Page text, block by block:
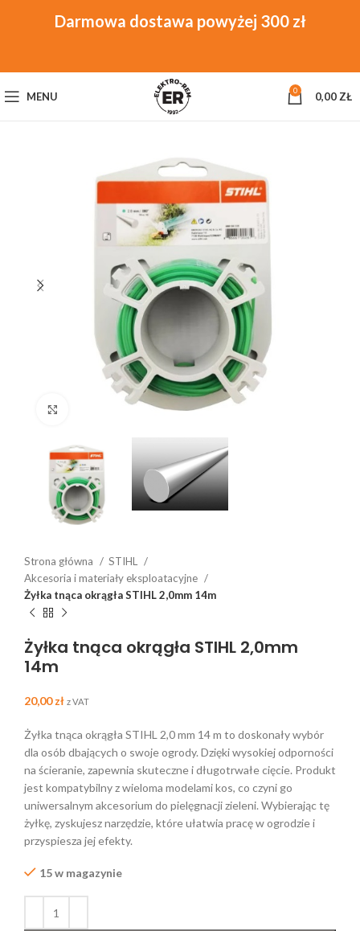
MENU 0 0,00 ZŁ
Strona główna
STIHL
Akcesoria i materiały eksploatacyjne
Żyłka tnąca okrągła STIHL 2,0mm 14m
Żyłka tnąca okrągła STIHL 2,0mm
14m
20,00zł z VAT
Żyłka tnąca okrągła STIHL 2,0 mm 14 m to doskonały wybór
dla osób dbających o swoje ogrody. Dzięki wysokiej odporności
na ścieranie, zapewnia skuteczne i długotrwałe cięcie. Produkt
jest kompatybilny z wieloma modelami kos, co czyni go
uniwersalnym akcesorium do pielęgnacji zieleni. Wybierając tę
żyłkę, zyskujesz narzędzie, które ułatwia pracę w ogrodzie i
przyspiesza jej efekty.
15 w magazynie